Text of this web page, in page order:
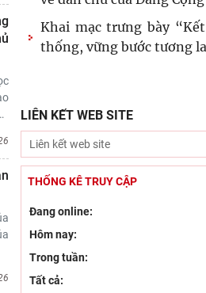
Khai mạc trưng bày
thống, vững bước tương
LIÊN KẾT WEB SITE
THỐNG KÊ TRUY CẬP
Đang online:
Hôm nay:
Trong tuần:
Tất cả: